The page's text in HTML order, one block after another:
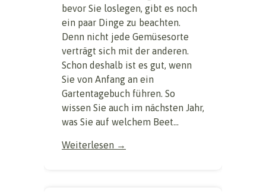
bevor Sie loslegen, gibt es noch
ein paar Dinge zu beachten.
Denn nicht jede Gemüsesorte
verträgt sich mit der anderen.
Schon deshalb ist es gut, wenn
Sie von Anfang an ein
Gartentagebuch führen. So
wissen Sie auch im nächsten Jahr,
was Sie auf welchem Beet...
Weiterlesen →